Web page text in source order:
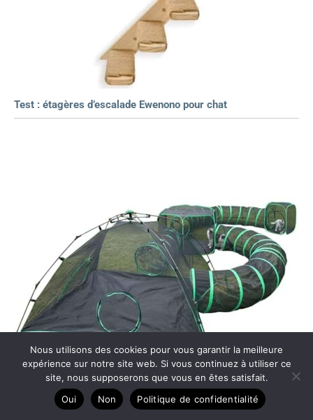
Test : étagères d’escalade Ewenono pour chat
Nous utilisons des cookies pour vous garantir la meilleure
expérience sur notre site web. Si vous continuez à utiliser ce
site, nous supposerons que vous en êtes satisfait.
Oui
Non Politique de confidentialité